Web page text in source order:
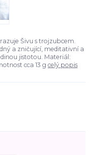
Šivu s trojzubcem.
a zničující, meditativní a
jistotou. Materiál:
cca 13 g celý popis